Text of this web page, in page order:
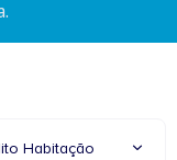
Habitação